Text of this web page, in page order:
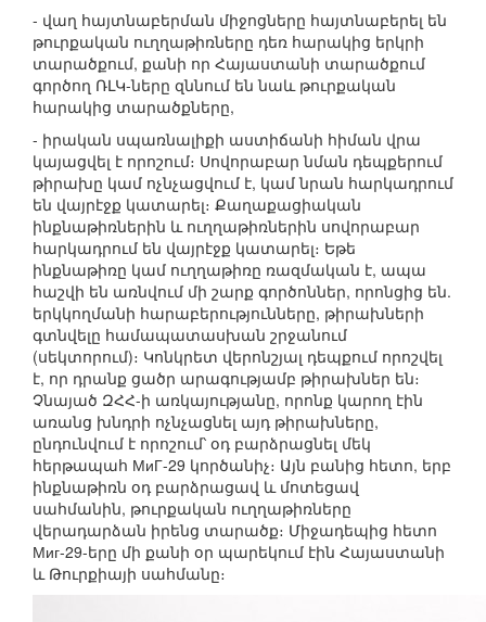
- վաղ հայտնաբերման միջոցները հայտնաբերել են
թուրքական ուղղաթիռները դեռ հարակից երկրի
տարածքում, քանի որ Հայաստանի տարածքում
գործող ՌԼԿ-ները զննում են նաև թուրքական
հարակից տարածքները,
- իրական սպառնալիքի աստիճանի հիման վրա
կայացվել է որոշում։ Սովորաբար նման դեպքերում
թիրախը կամ ոչնչացվում է, կամ նրան հարկադրում
են վայրէջք կատարել։ Քաղաքացիական
ինքնաթիռներին և ուղղաթիռներին սովորաբար
հարկադրում են վայրէջք կատարել։ Եթե
ինքնաթիռը կամ ուղղաթիռը ռազմական է, ապա
հաշվի են առնվում մի շարք գործոններ, որոնցից են.
երկկողմանի հարաբերությունները, թիրախների
գտնվելը համապատասխան շրջանում
(սեկտորում)։ Կոնկրետ վերոնշյալ դեպքում որոշվել
է, որ դրանք ցածր արագությամբ թիրախներ են։
Չնայած ԶՀՀ-ի առկայությանը, որոնք կարող էին
առանց խնդրի ոչնչացնել այդ թիրախները,
ընդունվում է որոշում՝ օդ բարձրացնել մեկ
հերթապահ МиГ-29 կործանիչ։ Այն բանից հետո, երբ
ինքնաթիռն օդ բարձրացավ և մոտեցավ
սահմանին, թուրքական ուղղաթիռները
վերադարձան իրենց տարածք։ Միջադեպից հետո
Миг-29-երը մի քանի օր պարեկում էին Հայաստանի
և Թուրքիայի սահմանը։